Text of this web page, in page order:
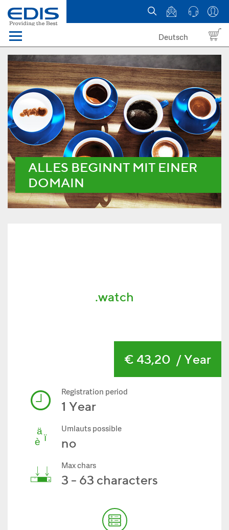
Menü
Domain names
Hosting
News
about EDIS
Deutsch
ALLES BEGINNT MIT EINER
DOMAIN
.watch
€ 43,20 / Year
Registration period
1 Year
Umlauts possible
no
Max chars
3 - 63 characters